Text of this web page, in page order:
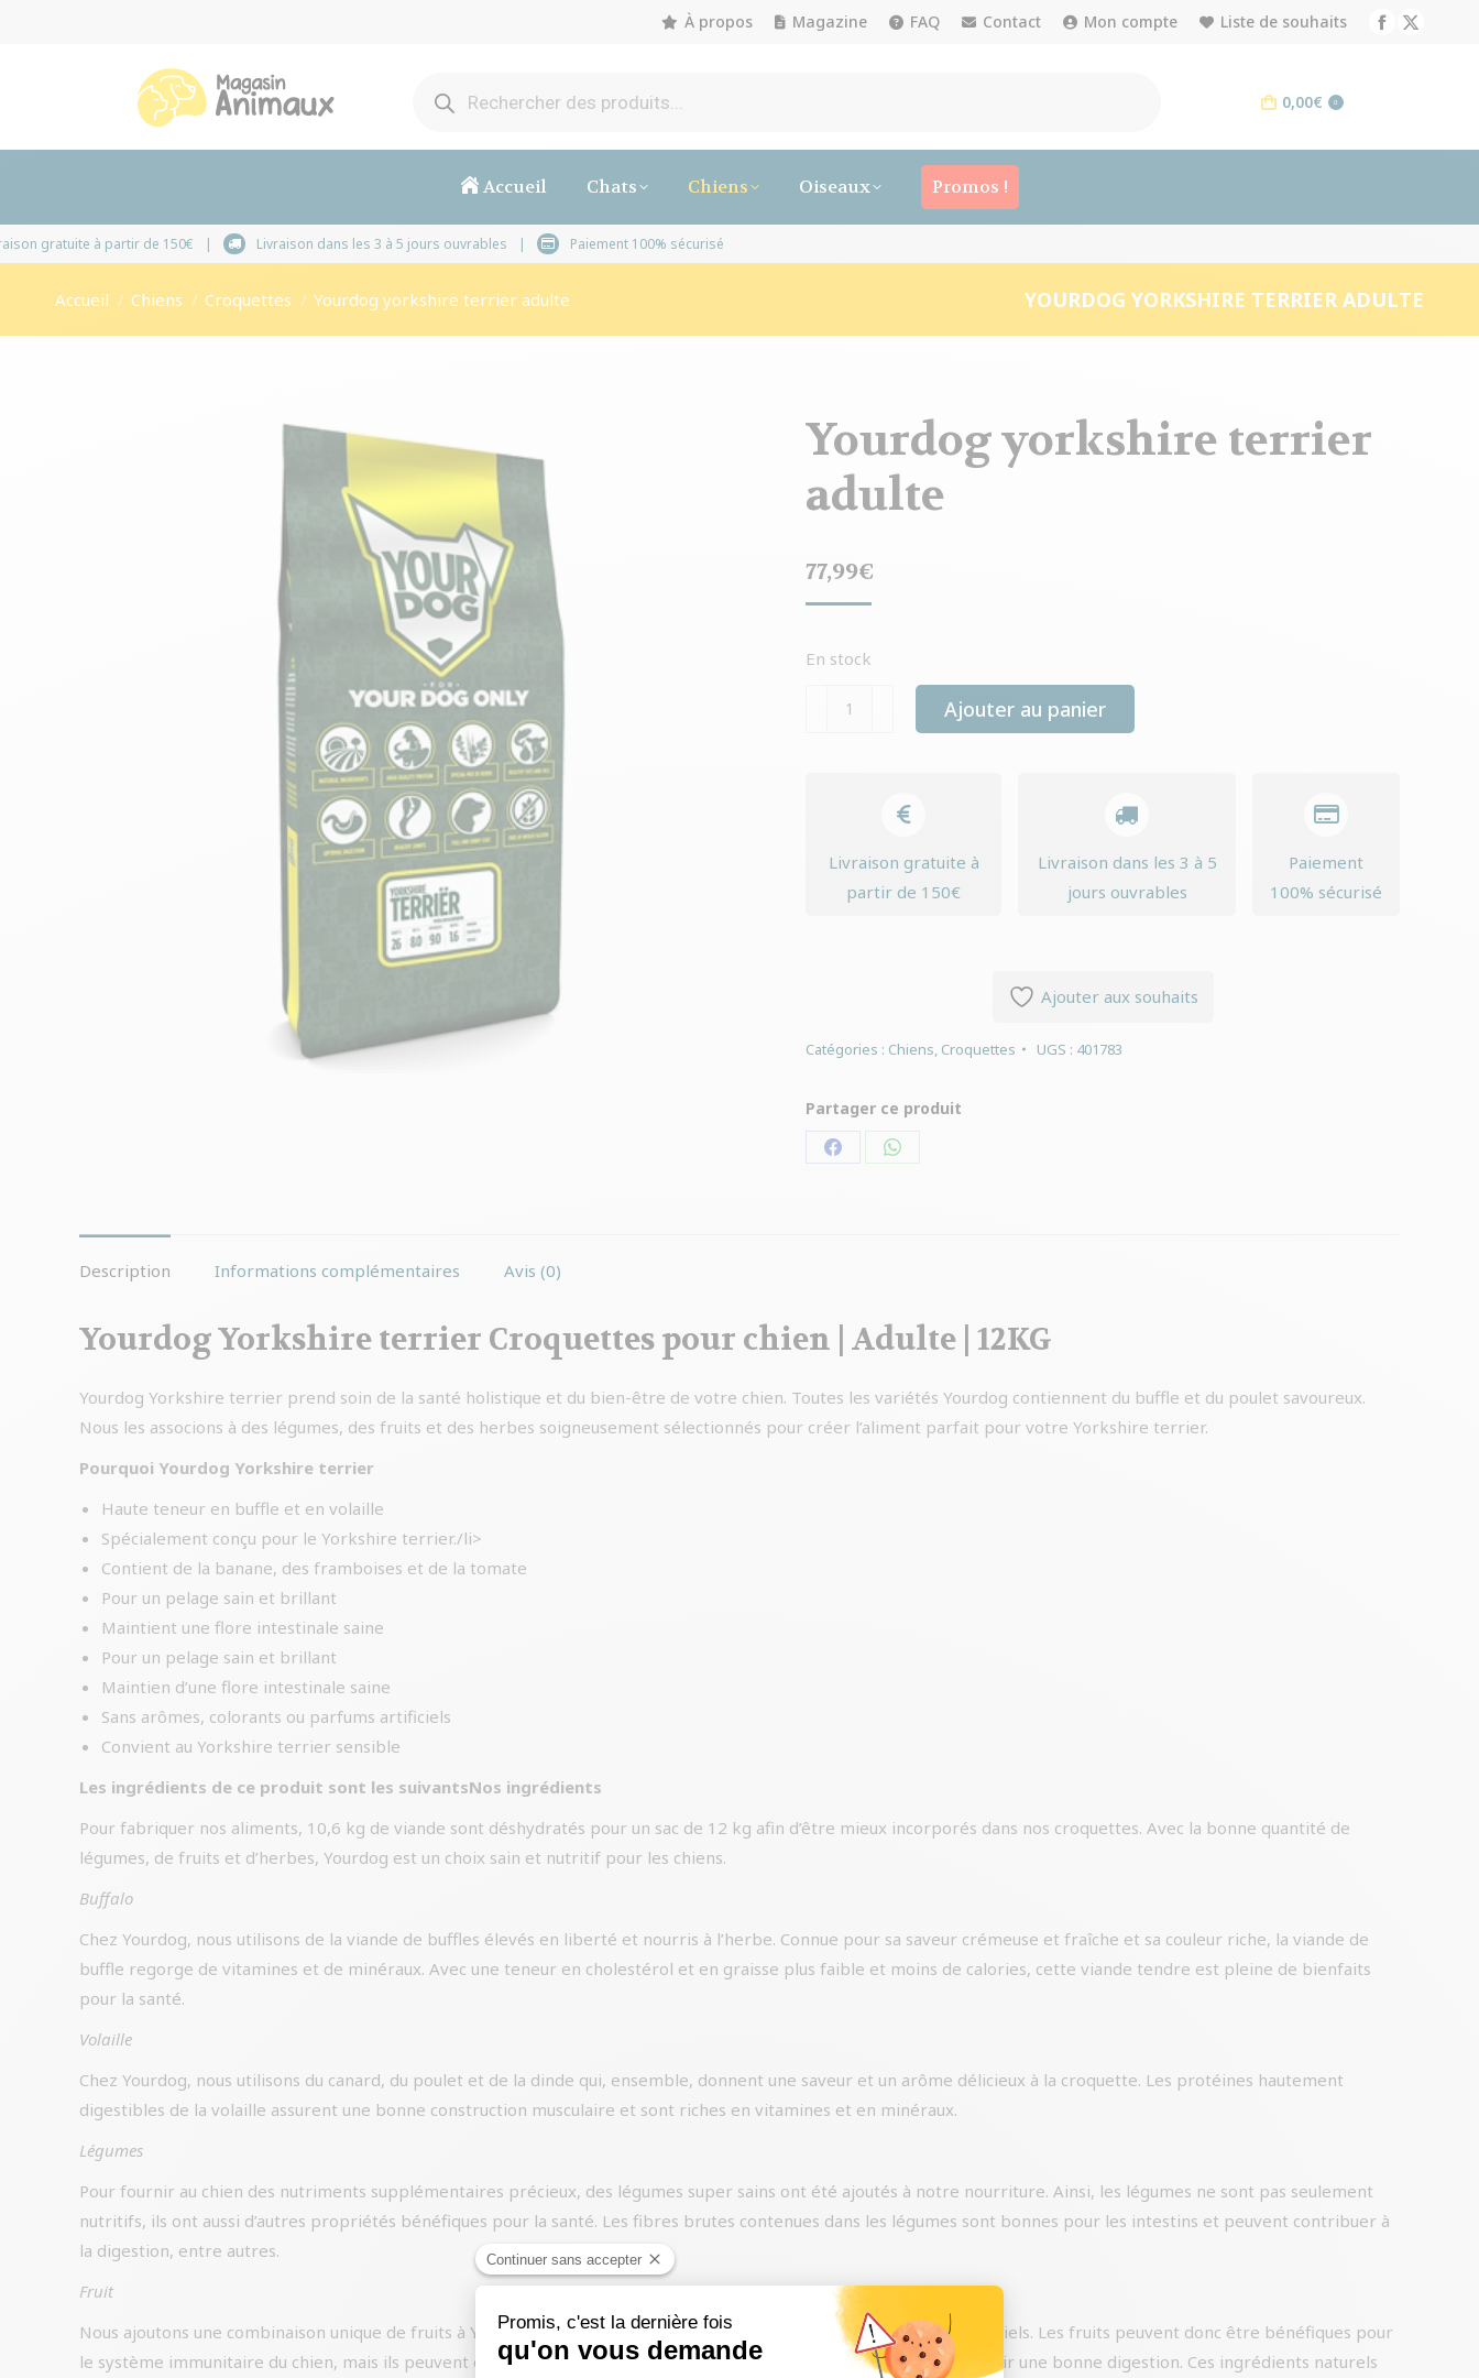
À propos Magazine FAQ Contact Mon compte Liste de souhaits
Facebook
X
0,00€ 0
Accueil Chats Chiens Oiseaux Promos !
Livraison gratuite à partir de 150€ Livraison dans les 3 à 5 jours ouvrables Paiement 100% sécurisé
Vous êtes ici :
Accueil Chiens Croquettes Yourdog yorkshire terrier adulte YOURDOG YORKSHIRE TERRIER ADULTE
Yourdog yorkshire terrier
adulte
77,99€
En stock
quantité
Ajouter au panier
Livraison gratuite à
partir de 150€
Livraison dans les 3 à 5
jours ouvrables
Paiement
100% sécurisé
Ajouter aux souhaits
Catégories : Chiens, Croquettes UGS : 401783
Partager ce produit
PartagerPartager
Description Informations complémentaires Avis (0)
Yourdog Yorkshire terrier Croquettes pour chien | Adulte | 12KG
Yourdog Yorkshire terrier prend soin de la santé holistique et du bien-être de votre chien. Toutes les variétés Yourdog contiennent du buffle et du poulet savoureux.
Nous les associons à des légumes, des fruits et des herbes soigneusement sélectionnés pour créer l’aliment parfait pour votre Yorkshire terrier.
Pourquoi Yourdog Yorkshire terrier
Haute teneur en buffle et en volaille
Spécialement conçu pour le Yorkshire terrier./li>
Contient de la banane, des framboises et de la tomate
Pour un pelage sain et brillant
Maintient une flore intestinale saine
Pour un pelage sain et brillant
Maintien d’une flore intestinale saine
Sans arômes, colorants ou parfums artificiels
Convient au Yorkshire terrier sensible
Les ingrédients de ce produit sont les suivantsNos ingrédients
Pour fabriquer nos aliments, 10,6 kg de viande sont déshydratés pour un sac de 12 kg afin d’être mieux incorporés dans nos croquettes. Avec la bonne quantité de
légumes, de fruits et d’herbes, Yourdog est un choix sain et nutritif pour les chiens.
Buffalo
Chez Yourdog, nous utilisons de la viande de buffles élevés en liberté et nourris à l’herbe. Connue pour sa saveur crémeuse et fraîche et sa couleur riche, la viande de
buffle regorge de vitamines et de minéraux. Avec une teneur en cholestérol et en graisse plus faible et moins de calories, cette viande tendre est pleine de bienfaits
pour la santé.
Volaille
Chez Yourdog, nous utilisons du canard, du poulet et de la dinde qui, ensemble, donnent une saveur et un arôme délicieux à la croquette. Les protéines hautement
digestibles de la volaille assurent une bonne construction musculaire et sont riches en vitamines et en minéraux.
Légumes
Pour fournir au chien des nutriments supplémentaires précieux, des légumes super sains ont été ajoutés à notre nourriture. Ainsi, les légumes ne sont pas seulement
nutritifs, ils ont aussi d’autres propriétés bénéfiques pour la santé. Les fibres brutes contenues dans les légumes sont bonnes pour les intestins et peuvent contribuer à
la digestion, entre autres.
Fruit
Nous ajoutons une combinaison unique de fruits à Yourdog, ce qui donne au chien tous les antioxydants naturels essentiels. Les fruits peuvent donc être bénéfiques pour
le système immunitaire du chien, mais ils peuvent également contribuer à lui donner une haleine fraîche ou à maintenir une bonne digestion. Ces ingrédients naturels